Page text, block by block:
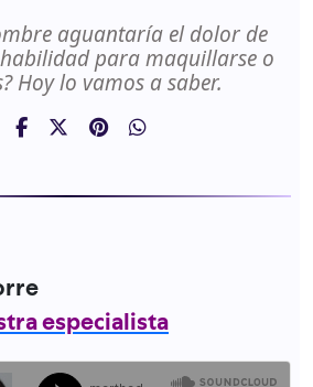
aguantaría el dolor de
para maquillarse o
Hoy lo vamos a saber.
especialista